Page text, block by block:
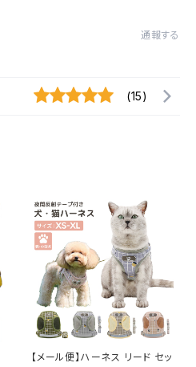
通報する
(15)
【メール便】ハーネス リード セッ